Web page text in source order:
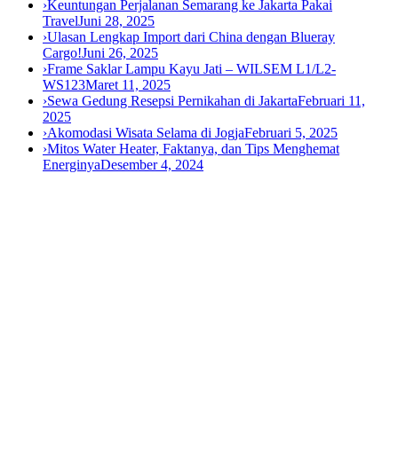
›Keuntungan Perjalanan Semarang ke Jakarta Pakai
TravelJuni 28, 2025
›Ulasan Lengkap Import dari China dengan Blueray
Cargo!Juni 26, 2025
›Frame Saklar Lampu Kayu Jati – WILSEM L1/L2-
WS123Maret 11, 2025
›Sewa Gedung Resepsi Pernikahan di JakartaFebruari 11,
2025
›Akomodasi Wisata Selama di JogjaFebruari 5, 2025
›Mitos Water Heater, Faktanya, dan Tips Menghemat
EnerginyaDesember 4, 2024